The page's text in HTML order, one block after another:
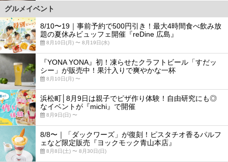
グルメイベント
8/10〜19｜事前予約で500円引き！最大4時間食べ飲み放
題の夏休みビュッフェ開催『reDine 広島』
8月10日(月) 〜 8月19日(水)
『YONA YONA』初！凍らせたクラフトビール「すだッ
シー」が販売中！果汁入りで爽やかな一杯
8月10日(月) 〜
浜松町│8月9日は親子でピザ作り体験！自由研究にも◎
なイベントが『michi』で開催
8月9日(日) 〜
8/8〜｜「ダックワーズ」が復刻！ピスタチオ香るパルフ
ェなど限定販売『ヨックモック青山本店』
8月8日(土) 〜 8月30日(日)